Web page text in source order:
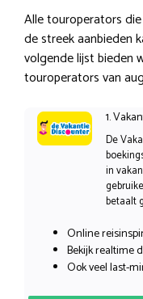
Alle touroperators
de streek aanbieden
volgende lijst bieden
touroperators van
1.
De
in
betaalt
Online
Bekijk realtime
Ook veel last-